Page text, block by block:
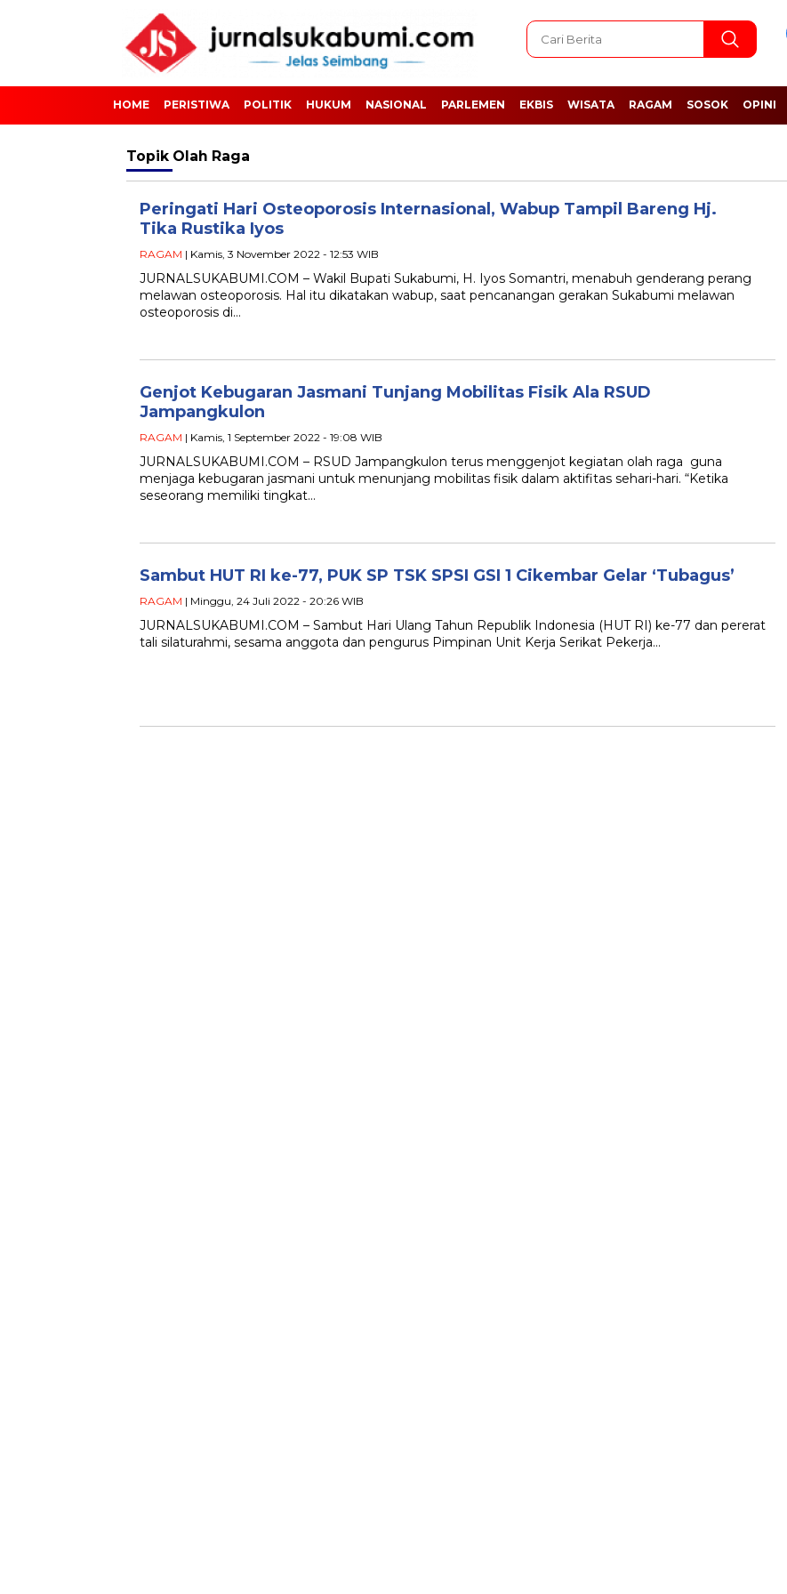
HOME PERISTIWA POLITIK HUKUM NASIONAL PARLEMEN EKBIS WISATA RAGAM SOSOK OPINI
Topik Olah Raga
Peringati Hari Osteoporosis Internasional, Wabup Tampil Bareng Hj.
Tika Rustika Iyos
RAGAM | Kamis, 3 November 2022 - 12:53 WIB
JURNALSUKABUMI.COM – Wakil Bupati Sukabumi, H. Iyos Somantri, menabuh genderang perang
melawan osteoporosis. Hal itu dikatakan wabup, saat pencanangan gerakan Sukabumi melawan
osteoporosis di…
Genjot Kebugaran Jasmani Tunjang Mobilitas Fisik Ala RSUD
Jampangkulon
RAGAM | Kamis, 1 September 2022 - 19:08 WIB
JURNALSUKABUMI.COM – RSUD Jampangkulon terus menggenjot kegiatan olah raga guna
menjaga kebugaran jasmani untuk menunjang mobilitas fisik dalam aktifitas sehari-hari. “Ketika
seseorang memiliki tingkat…
Sambut HUT RI ke-77, PUK SP TSK SPSI GSI 1 Cikembar Gelar ‘Tubagus’
RAGAM | Minggu, 24 Juli 2022 - 20:26 WIB
JURNALSUKABUMI.COM – Sambut Hari Ulang Tahun Republik Indonesia (HUT RI) ke-77 dan pererat
tali silaturahmi, sesama anggota dan pengurus Pimpinan Unit Kerja Serikat Pekerja…